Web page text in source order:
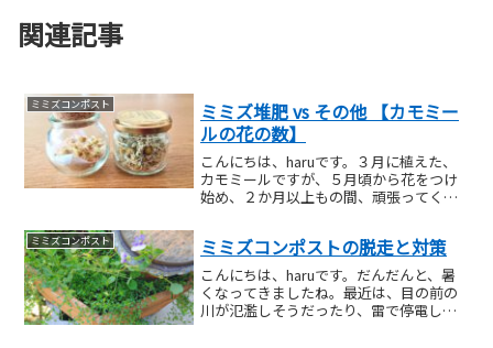
関連記事
ミミズコンポスト
ミミズ堆肥 vs その他 【カモミー
ルの花の数】
こんにちは、haruです。３月に植えた、
カモミールですが、５月頃から花をつけ
始め、２か月以上もの間、頑張ってくれ
に株自体が疲れてしまったためか）お花
もすっかり小さくなっ...
ミミズコンポスト ミミズコンポストの脱走と対策
こんにちは、haruです。だんだんと、暑
くなってきましたね。最近は、目の前の
川が氾濫しそうだったり、雷で停電して